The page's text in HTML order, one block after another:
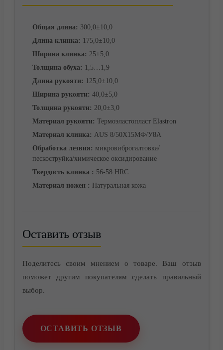
Корзина
Контакты
Общая длина: 300,0±10,0
Длина клинка: 175,0±10,0
Ширина клинка: 25±5,0
Толщина обуха: 1,5…1,9
Длина рукояти: 125,0±10,0
Ширина рукояти: 40,0±5,0
Толщина рукояти: 20,0±3,0
Материал рукояти: Термоэластопласт Elastron
Материал клинка: AUS 8/50Х15МФ/У8А
Обработка лезвия: микровиброгалтовка/
пескоструйка/химическое оксидирование
Твердость клинка : 56-58 HRC
Материал ножен : Натуральная кожа
Оставить отзыв
Поделитесь своим мнением о товаре. Ваш отзыв
поможет другим покупателям сделать правильный
выбор.
ОСТАВИТЬ ОТЗЫВ